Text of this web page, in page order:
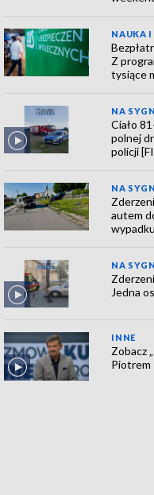
NAUKA
Z
tysiące
NA
Ciało
polnej
policji
NA
autem
NA
Jedna
INNE
Zobacz
Piotrem